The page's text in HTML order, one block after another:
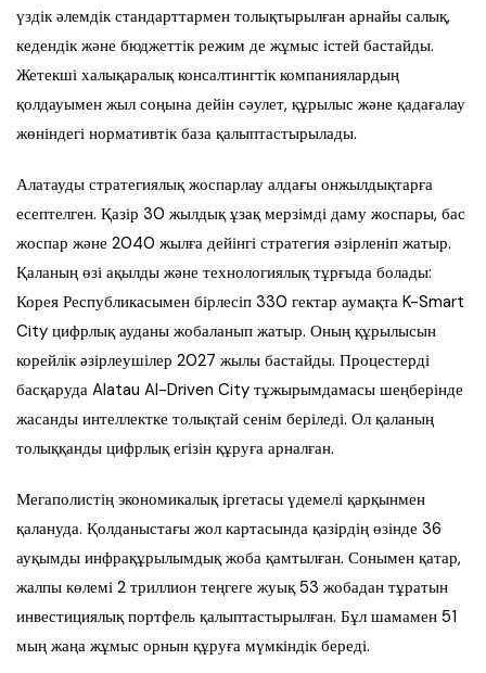
үздік әлемдік стандарттармен толықтырылған арнайы салық,
кедендік және бюджеттік режим де жұмыс істей бастайды.
Жетекші халықаралық консалтингтік компаниялардың
қолдауымен жыл соңына дейін сәулет, құрылыс және қадағалау
жөніндегі нормативтік база қалыптастырылады.
Алатауды стратегиялық жоспарлау алдағы онжылдықтарға
есептелген. Қазір 30 жылдық ұзақ мерзімді даму жоспары, бас
жоспар және 2040 жылға дейінгі стратегия әзірленіп жатыр.
Қаланың өзі ақылды және технологиялық тұрғыда болады:
Корея Республикасымен бірлесіп 330 гектар аумақта K-Smart
City цифрлық ауданы жобаланып жатыр. Оның құрылысын
корейлік әзірлеушілер 2027 жылы бастайды. Процестерді
басқаруда Alatau AI-Driven City тұжырымдамасы шеңберінде
жасанды интеллектке толықтай сенім беріледі. Ол қаланың
толыққанды цифрлық егізін құруға арналған.
Мегаполистің экономикалық іргетасы үдемелі қарқынмен
қалануда. Қолданыстағы жол картасында қазірдің өзінде 36
ауқымды инфрақұрылымдық жоба қамтылған. Сонымен қатар,
жалпы көлемі 2 триллион теңгеге жуық 53 жобадан тұратын
инвестициялық портфель қалыптастырылған. Бұл шамамен 51
мың жаңа жұмыс орнын құруға мүмкіндік береді.